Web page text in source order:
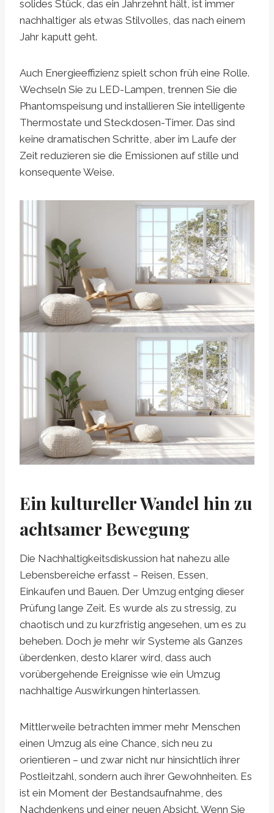
solides Stück, das ein Jahrzehnt hält, ist immer
nachhaltiger als etwas Stilvolles, das nach einem
Jahr kaputt geht.
Auch Energieeffizienz spielt schon früh eine Rolle.
Wechseln Sie zu LED-Lampen, trennen Sie die
Phantomspeisung und installieren Sie intelligente
Thermostate und Steckdosen-Timer. Das sind
keine dramatischen Schritte, aber im Laufe der
Zeit reduzieren sie die Emissionen auf stille und
konsequente Weise.
Ein kultureller Wandel hin zu
achtsamer Bewegung
Die Nachhaltigkeitsdiskussion hat nahezu alle
Lebensbereiche erfasst – Reisen, Essen,
Einkaufen und Bauen. Der Umzug entging dieser
Prüfung lange Zeit. Es wurde als zu stressig, zu
chaotisch und zu kurzfristig angesehen, um es zu
beheben. Doch je mehr wir Systeme als Ganzes
überdenken, desto klarer wird, dass auch
vorübergehende Ereignisse wie ein Umzug
nachhaltige Auswirkungen hinterlassen.
Mittlerweile betrachten immer mehr Menschen
einen Umzug als eine Chance, sich neu zu
orientieren – und zwar nicht nur hinsichtlich ihrer
Postleitzahl, sondern auch ihrer Gewohnheiten. Es
ist ein Moment der Bestandsaufnahme, des
Nachdenkens und einer neuen Absicht. Wenn Sie